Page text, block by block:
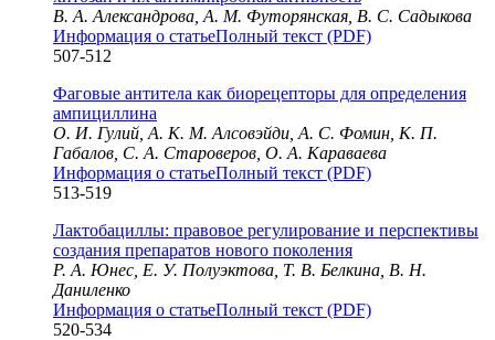
В. А. Александрова, А. М. Футорянская, В. С. Садыкова
Информация о статьеПолный текст (PDF)
507-512
Фаговые антитела как биорецепторы для определения
ампициллина
О. И. Гулий, А. К. М. Алсовэйди, А. С. Фомин, К. П.
Габалов, С. А. Староверов, О. А. Караваева
Информация о статьеПолный текст (PDF)
513-519
Лактобациллы: правовое регулирование и перспективы
создания препаратов нового поколения
Р. А. Юнес, Е. У. Полуэктова, Т. В. Белкина, В. Н.
Даниленко
Информация о статьеПолный текст (PDF)
520-534